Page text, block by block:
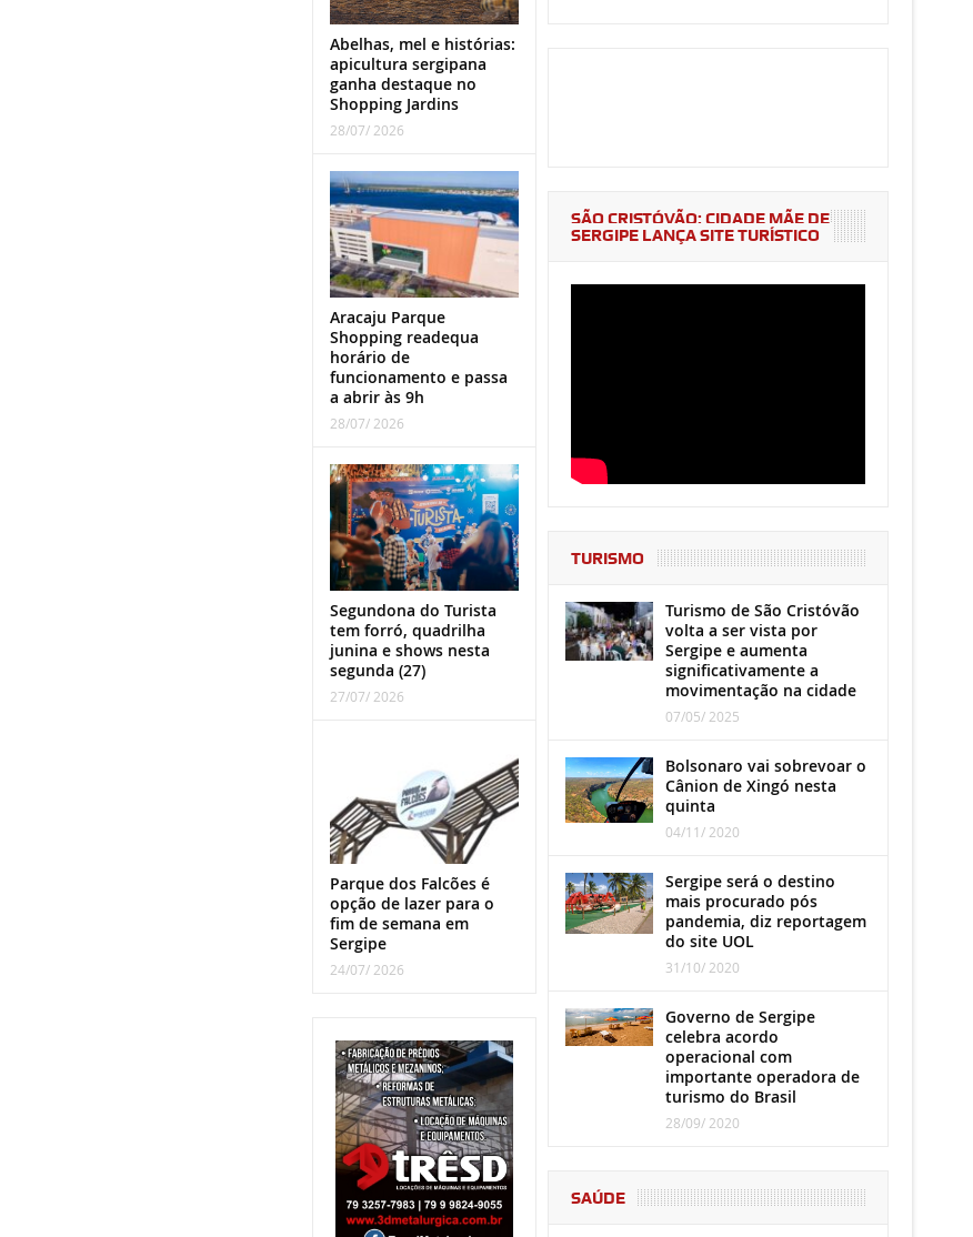
Abelhas, mel e histórias:
apicultura sergipana
ganha destaque no
Shopping Jardins
28/07/ 2026
Aracaju Parque
Shopping readequa
horário de
funcionamento e passa
a abrir às 9h
28/07/ 2026
Segundona do Turista
tem forró, quadrilha
junina e shows nesta
segunda (27)
27/07/ 2026
Parque dos Falcões é
opção de lazer para o
fim de semana em
Sergipe
24/07/ 2026
SÃO CRISTÓVÃO: CIDADE MÃE DE
SERGIPE LANÇA SITE TURÍSTICO
TURISMO
Turismo de São Cristóvão
volta a ser vista por
Sergipe e aumenta
significativamente a
movimentação na cidade
07/05/ 2025
Bolsonaro vai sobrevoar o
Cânion de Xingó nesta
quinta
04/11/ 2020
Sergipe será o destino
mais procurado pós
pandemia, diz reportagem
do site UOL
31/10/ 2020
Governo de Sergipe
celebra acordo
operacional com
importante operadora de
turismo do Brasil
28/09/ 2020
SAÚDE